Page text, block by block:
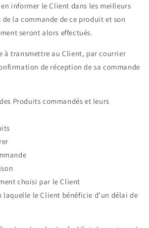
en informer le Client dans les meilleurs
la commande de ce produit et son
seront alors effectués.
à transmettre au Client, par courrier
de réception de sa commande
Produits commandés et leurs
choisi par le Client
laquelle le Client bénéficie d’un délai de